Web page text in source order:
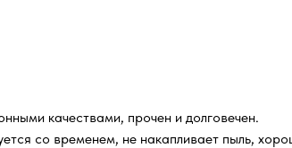
качествами, прочен и долговечен.
со временем, не накапливает пыль,